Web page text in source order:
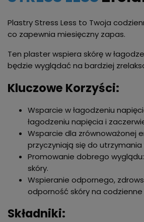
Plastry Stress Less to Twoja
co zapewnia miesięczny zapas.
Ten plaster wspiera skórę w
będzie wyglądać na bardziej
Kluczowe Korzyści:
Wsparcie w łagodzeniu
łagodzeniu napięcia i
Wsparcie dla zrównoważonej
przyczyniają się do
Promowanie dobrego
skóry.
Wspieranie odpornego,
odporność skóry na
Składniki: